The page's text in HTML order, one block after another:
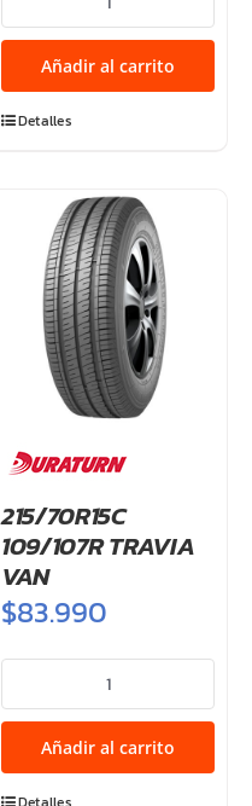
103/101T
TRAVIA
cantidad
Añadir al carrito
Detalles
215/70R15C
109/107R TRAVIA
VAN
$83.990
109/107R
TRAVIA
cantidad
Añadir al carrito